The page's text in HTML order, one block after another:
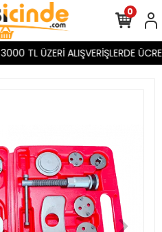
3000 TL ÜZERİ ALIŞVERİŞLERDE
0